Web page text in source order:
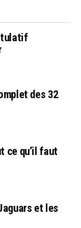
des 32
ce qu’il faut
et les